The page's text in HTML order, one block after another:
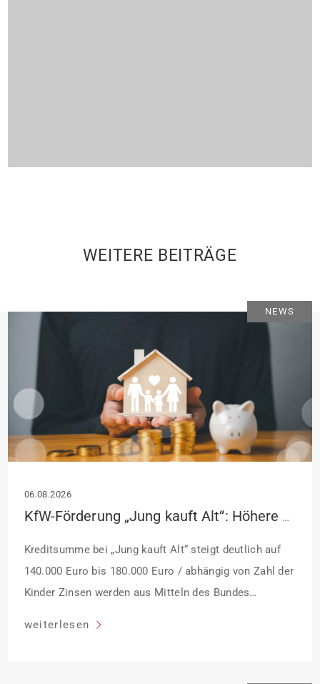
WEITERE BEITRÄGE
NEWS
06.08.2026
KfW-Förderung „Jung kauft Alt“: Höhere Kredite ab August 2026
Kreditsumme bei „Jung kauft Alt“ steigt deutlich auf
140.000 Euro bis 180.000 Euro / abhängig von Zahl der
Kinder Zinsen werden aus Mitteln des Bundes
weiterlesen